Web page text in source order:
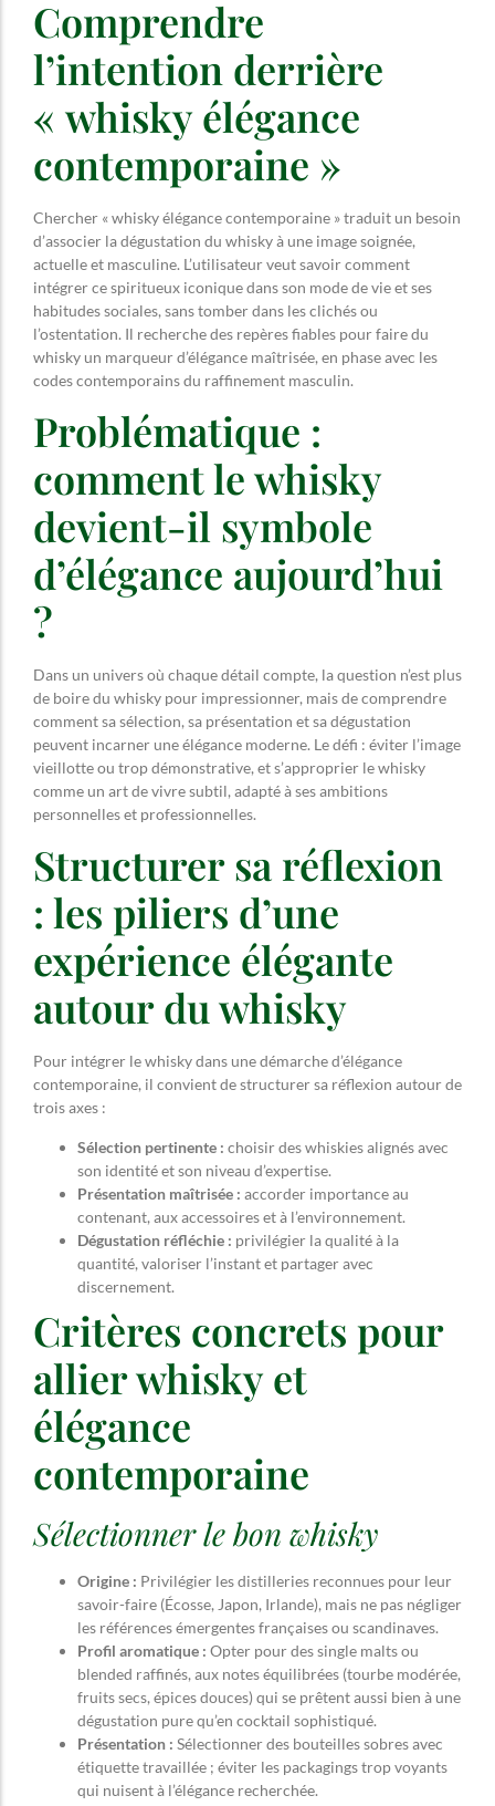
Comprendre
l’intention derrière
« whisky élégance
contemporaine »
Chercher « whisky élégance contemporaine » traduit un besoin
d’associer la dégustation du whisky à une image soignée,
actuelle et masculine. L’utilisateur veut savoir comment
intégrer ce spiritueux iconique dans son mode de vie et ses
habitudes sociales, sans tomber dans les clichés ou
l’ostentation. Il recherche des repères fiables pour faire du
whisky un marqueur d’élégance maîtrisée, en phase avec les
codes contemporains du raffinement masculin.
Problématique :
comment le whisky
devient-il symbole
d’élégance aujourd’hui
?
Dans un univers où chaque détail compte, la question n’est plus
de boire du whisky pour impressionner, mais de comprendre
comment sa sélection, sa présentation et sa dégustation
peuvent incarner une élégance moderne. Le défi : éviter l’image
vieillotte ou trop démonstrative, et s’approprier le whisky
comme un art de vivre subtil, adapté à ses ambitions
personnelles et professionnelles.
Structurer sa réflexion
: les piliers d’une
expérience élégante
autour du whisky
Pour intégrer le whisky dans une démarche d’élégance
contemporaine, il convient de structurer sa réflexion autour de
trois axes :
Sélection pertinente : choisir des whiskies alignés avec
son identité et son niveau d’expertise.
Présentation maîtrisée : accorder importance au
contenant, aux accessoires et à l’environnement.
Dégustation réfléchie : privilégier la qualité à la
quantité, valoriser l’instant et partager avec
discernement.
Critères concrets pour
allier whisky et
élégance
contemporaine
Sélectionner le bon whisky
Origine : Privilégier les distilleries reconnues pour leur
savoir-faire (Écosse, Japon, Irlande), mais ne pas négliger
les références émergentes françaises ou scandinaves.
Profil aromatique : Opter pour des single malts ou
blended raffinés, aux notes équilibrées (tourbe modérée,
fruits secs, épices douces) qui se prêtent aussi bien à une
dégustation pure qu’en cocktail sophistiqué.
Présentation : Sélectionner des bouteilles sobres avec
étiquette travaillée ; éviter les packagings trop voyants
qui nuisent à l’élégance recherchée.